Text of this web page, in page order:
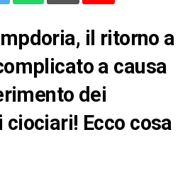
il ritorno a
a causa
dei
Ecco cosa